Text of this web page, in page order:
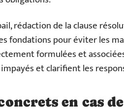
rédaction de la clause
fondations pour éviter les
formulées et
et clarifient les
en cas